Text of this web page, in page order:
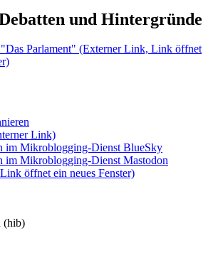
und Hintergründe
Parlament" (Externer Link, Link öffnet
Link)
im Mikroblogging-Dienst BlueSky
im Mikroblogging-Dienst Mastodon
öffnet ein neues Fenster)
(hib)